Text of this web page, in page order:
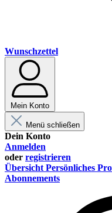
Wunschzettel
Mein Konto
Menü schließen
Dein Konto
Anmelden
oder registrieren
Übersicht Persönliches
Abonnements